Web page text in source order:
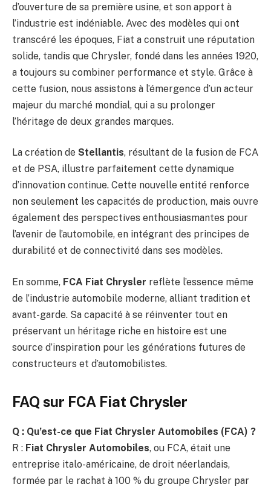
d’ouverture de sa première usine, et son apport à
l’industrie est indéniable. Avec des modèles qui ont
transcéré les époques, Fiat a construit une réputation
solide, tandis que Chrysler, fondé dans les années 1920,
a toujours su combiner performance et style. Grâce à
cette fusion, nous assistons à l’émergence d’un acteur
majeur du marché mondial, qui a su prolonger
l’héritage de deux grandes marques.
La création de Stellantis, résultant de la fusion de FCA
et de PSA, illustre parfaitement cette dynamique
d’innovation continue. Cette nouvelle entité renforce
non seulement les capacités de production, mais ouvre
également des perspectives enthousiasmantes pour
l’avenir de l’automobile, en intégrant des principes de
durabilité et de connectivité dans ses modèles.
En somme, FCA Fiat Chrysler reflète l’essence même
de l’industrie automobile moderne, alliant tradition et
avant-garde. Sa capacité à se réinventer tout en
préservant un héritage riche en histoire est une
source d’inspiration pour les générations futures de
constructeurs et d’automobilistes.
FAQ sur FCA Fiat Chrysler
Q : Qu’est-ce que Fiat Chrysler Automobiles (FCA) ?
R : Fiat Chrysler Automobiles, ou FCA, était une
entreprise italo-américaine, de droit néerlandais,
formée par le rachat à 100 % du groupe Chrysler par